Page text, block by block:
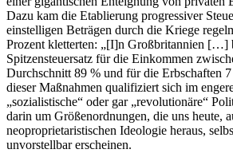
Dazu kam die Etablierung progressiver
einstelligen Beträgen durch die Kriege
Prozent kletterten: „[I]n Großbritannien […]
Spitzensteuersatz für die Einkommen
Durchschnitt 89 % und für die Erbschaften
dieser Maßnahmen qualifiziert sich im
„sozialistische“ oder gar „revolutionäre“
darin um Größenordnungen, die uns heute,
neoproprietaristischen Ideologie heraus,
unvorstellbar erscheinen.